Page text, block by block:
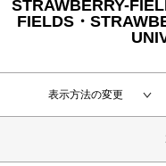
STRAWBERRY-
FIELDS・
表示方法の変更